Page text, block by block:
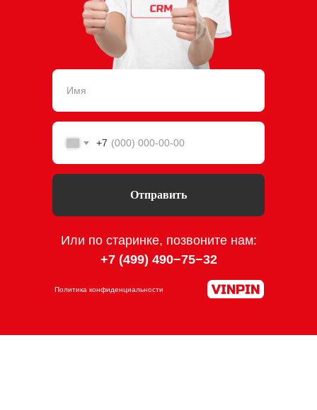
Политика конфиденциальности
+7
Отправить
Или по старинке, позвоните нам:
+7 (499) 490−75−32